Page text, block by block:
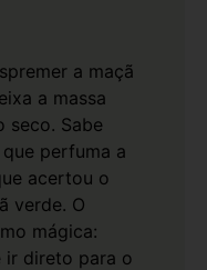
a maçã
a massa
seco. Sabe
perfuma a
acertou o
verde. O
mágica:
ir direto para o